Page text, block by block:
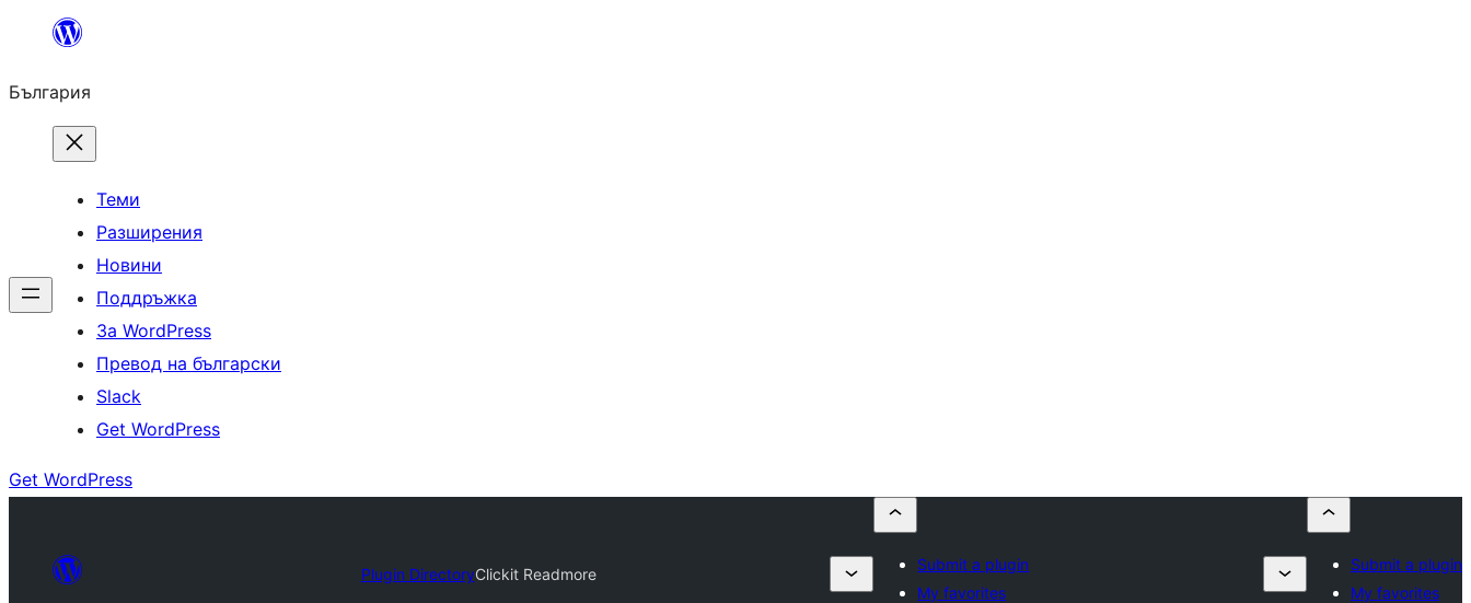
България
Теми
Разширения
Новини
Поддръжка
За WordPress
Превод на български
Slack
Get WordPress
Get WordPress
Plugin DirectoryClickit Readmore
Submit a plugin
My favorites
Submit a plugin
My favorites